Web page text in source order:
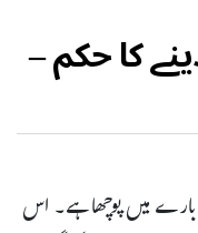
کا حکم –
میں پوچھا ہے۔ اس